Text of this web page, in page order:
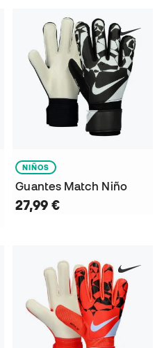
NIÑOS
Guantes Match Niño
27,99 €